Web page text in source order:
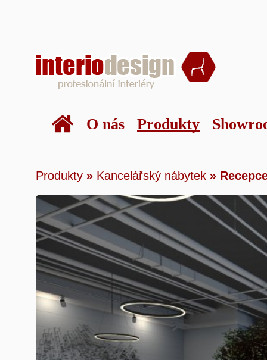
O nás Produkty
Produkty » Kancelářský nábytek »
Produkty » Kancelářský nábytek »